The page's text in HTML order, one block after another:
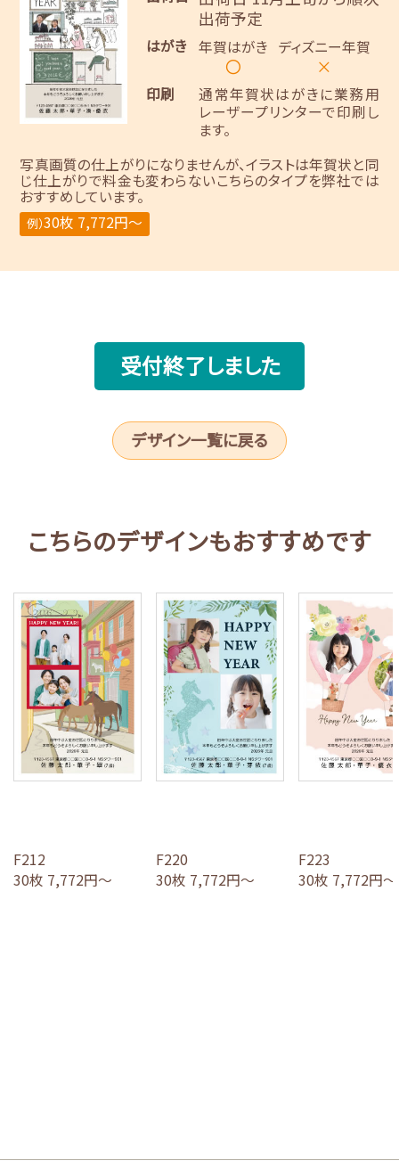
出荷予定
はがき 年賀はがき
〇
ディズニー年賀
×
印刷
通常年賀状はがきに業務用
レーザープリンターで印刷し
ます。
写真画質の仕上がりになりませんが、イラストは年賀状と同
じ仕上がりで料金も変わらないこちらのタイプを弊社では
おすすめしています。
例）30枚 7,772円～
受付終了しました
デザイン一覧に戻る
こちらのデザインもおすすめです
F212
30枚 7,772円～
F220
30枚 7,772円～
F223
30枚 7,772円～